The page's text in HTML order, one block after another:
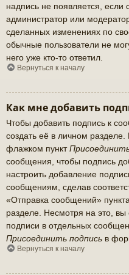
надпись не появляется,
администратор или
сделанных изменениях по
обычные пользователи не
него уже кто-то ответил.
Вернуться к началу
Как мне добавить
Чтобы добавить подпись к
создать её в личном
флажком пункт
сообщения, чтобы подпись
настроить добавление
сообщениям, сделав
«Отправка сообщений»
разделе. Несмотря на это,
подписи в отдельных
Присоединить подпись в
Вернуться к началу